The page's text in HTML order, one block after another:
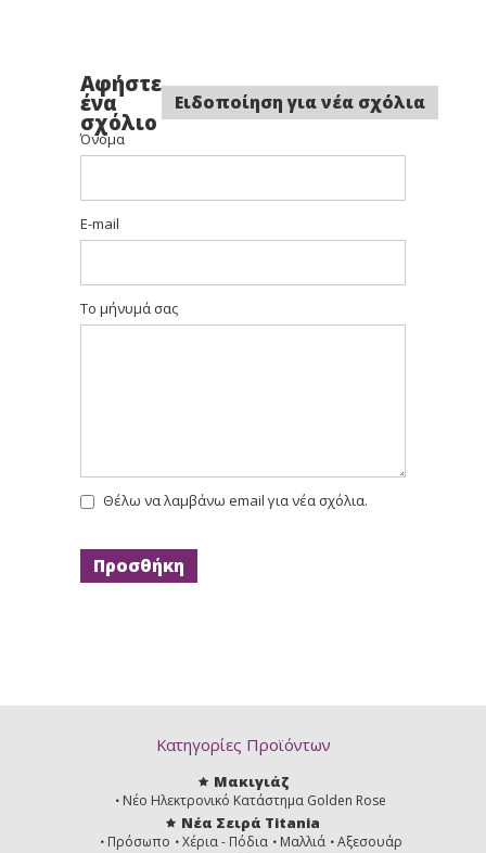
Αφήστε
ένα
σχόλιο
Ειδοποίηση για νέα σχόλια
Όνομα
E-mail
Το μήνυμά σας
Θέλω να λαμβάνω email για νέα σχόλια.
Κατηγορίες Προϊόντων
Μακιγιάζ
Νέο Ηλεκτρονικό Κατάστημα Golden Rose
Νέα Σειρά Titania
Πρόσωπο Χέρια - Πόδια Μαλλιά Αξεσουάρ